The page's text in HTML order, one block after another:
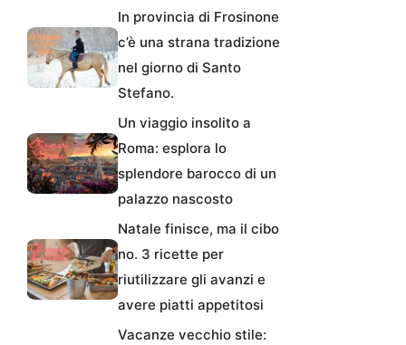
In provincia di Frosinone
c’è una strana tradizione
nel giorno di Santo
Stefano.
Un viaggio insolito a
Roma: esplora lo
splendore barocco di un
palazzo nascosto
Natale finisce, ma il cibo
no. 3 ricette per
riutilizzare gli avanzi e
avere piatti appetitosi
Vacanze vecchio stile: